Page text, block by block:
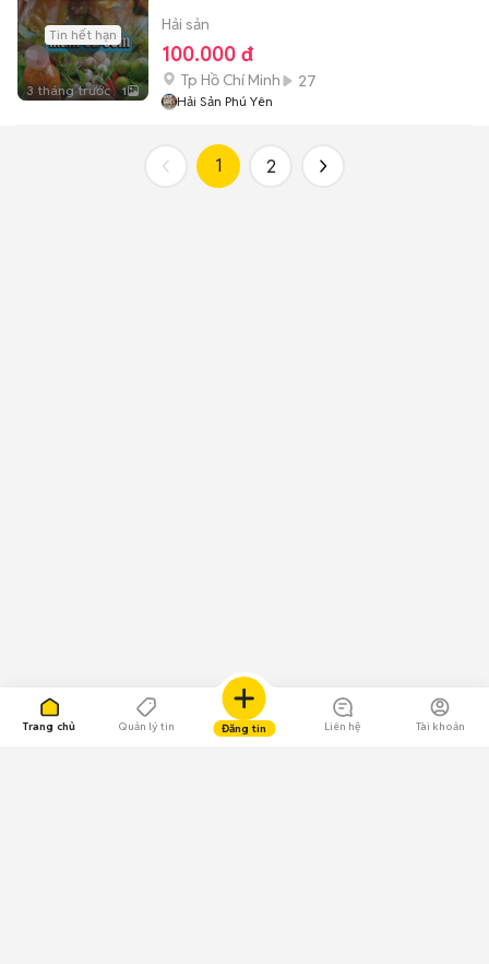
Trang chủ Quản lý tin Đăng tin Liên hệ Tài khoản
Tin hết hạn
3 tháng trước 1
Hải sản
100.000 đ
Tp Hồ Chí Minh 27
Hải Sản Phú Yên
1 2